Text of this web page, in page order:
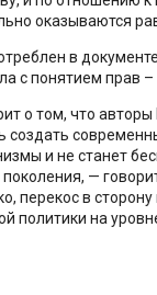
оказываются
в
с понятием прав –
о том, что
создать
и не станет
—
перекос в сторону
политики на